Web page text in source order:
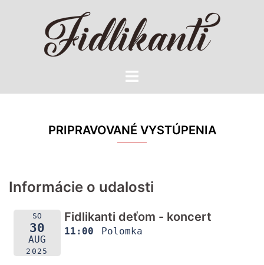
Toggle
PRIPRAVOVANÉ VYSTÚPENIA
Informácie o udalosti
SO
30
AUG
2025
Fidlikanti deťom - koncert
11:00 Polomka